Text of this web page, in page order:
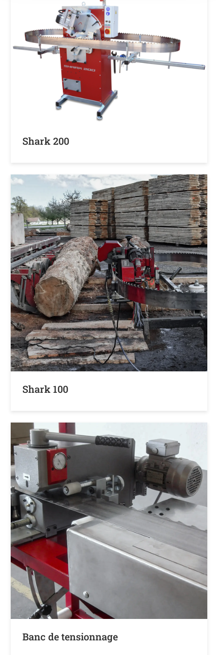
Shark 200
Shark 100
Banc de tensionnage